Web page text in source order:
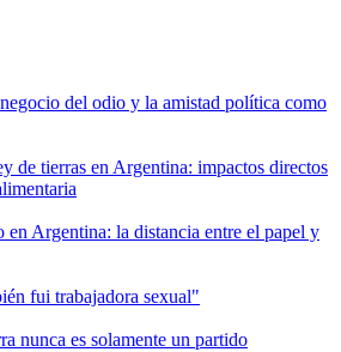
del odio y la amistad política como
de tierras en Argentina: impactos directos
en Argentina: la distancia entre el papel y
fui trabajadora sexual"
nunca es solamente un partido